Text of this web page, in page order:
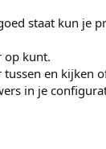
staat kun je
op kunt.
en kijken
in je